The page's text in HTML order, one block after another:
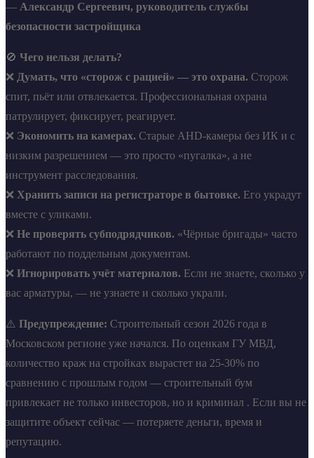
— Александр Сергеевич, руководитель службы
безопасности застройщика
🚫 Чего нельзя делать?
❌ Думать, что «сторож с рацией» — это охрана. Сторож
спит, пьёт или отвлекается. Профессиональная охрана
патрулирует, фиксирует, реагирует.
❌ Экономить на камерах. Старые AHD-камеры без ИК и с
низким разрешением — это просто «пугалка», а не
инструмент расследования.
❌ Хранить записи на регистраторе в бытовке. Его украдут
вместе с уликами.
❌ Не проверять субподрядчиков. «Чёрные бригады» часто
работают по поддельным документам.
❌ Игнорировать учёт материалов. Если не знаете, сколько у
вас арматуры, — не узнаете и сколько украли.
⚠️ Предупреждение: Строительный сезон 2026 года в
Московском регионе уже начался. По оценкам ГУ МВД,
количество краж на стройках вырастет на 25-30% по
сравнению с прошлым годом — строительный бум
привлекает не только инвесторов, но и криминал . Если вы не
защитите объект сейчас — потеряете деньги, время и
репутацию.